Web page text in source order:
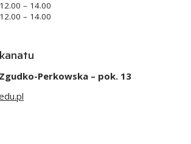
12.00 – 14.00
12.00 – 14.00
Perkowska – pok. 13